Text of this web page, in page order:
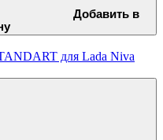
Добавить в
для Lada Niva